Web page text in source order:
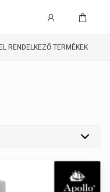
RENDELKEZŐ TERMÉKEK